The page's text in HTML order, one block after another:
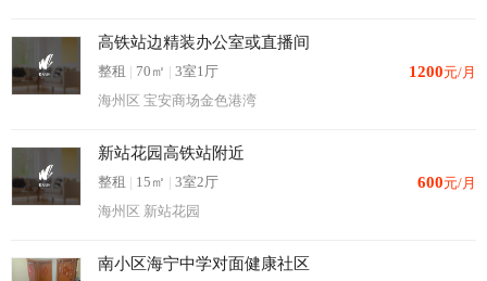
高铁站边精装办公室或直播间
整租 | 70㎡ | 3室1厅 1200元/月
海州区 宝安商场金色港湾
新站花园高铁站附近
整租 | 15㎡ | 3室2厅 600元/月
海州区 新站花园
南小区海宁中学对面健康社区